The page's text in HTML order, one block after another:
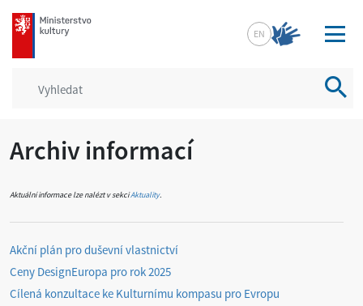
mkcr.cz
EN
Archiv informací
Aktuální informace lze nalézt v sekciAktuality.
Akční plán pro duševní vlastnictví
Ceny DesignEuropa pro rok 2025
Cílená konzultace ke Kulturnímu kompasu pro Evropu